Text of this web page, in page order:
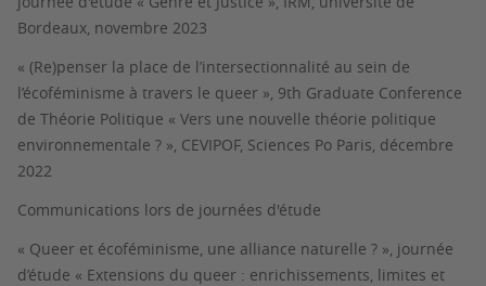
Bordeaux, novembre 2023
« (Re)penser la place de l’intersectionnalité au sein de
l’écoféminisme à travers le queer », 9th Graduate Conference
de Théorie Politique « Vers une nouvelle théorie politique
environnementale ? », CEVIPOF, Sciences Po Paris, décembre
2022
Communications lors de journées d'étude
« Queer et écoféminisme, une alliance naturelle ? », journée
d’étude « Extensions du queer : enrichissements, limites et